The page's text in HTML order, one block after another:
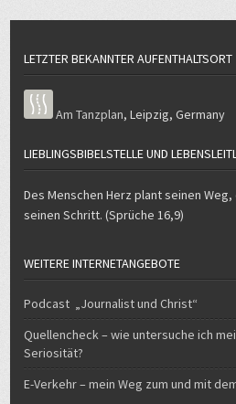
LETZTER BEKANNTER AUFENTHALTSORT
Am Tanzplan,Leipzig,Germany
LIEBLINGSBIBELSTELLE UND
Des Menschen Herz plant seinen
seinen Schritt. (Sprüche 16,9)
WEITERE INTERNETANGEBOTE
Podcast „Journalist und Christ“
Quellencheck – wie untersuche ich
Seriosität?
E-Verkehr – mein Weg zum und mit